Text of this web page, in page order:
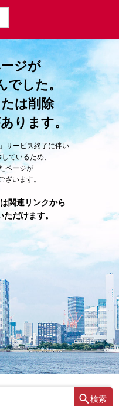
ジが
でした。
は削除
ります。
サービス終了に伴い
ているため、
ページが
ざいます。
関連リンクから
だけます。
検索